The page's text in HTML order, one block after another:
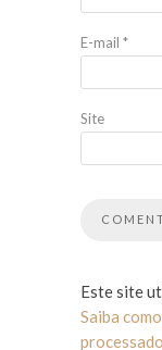
E-mail *
Site
Este site
Saiba